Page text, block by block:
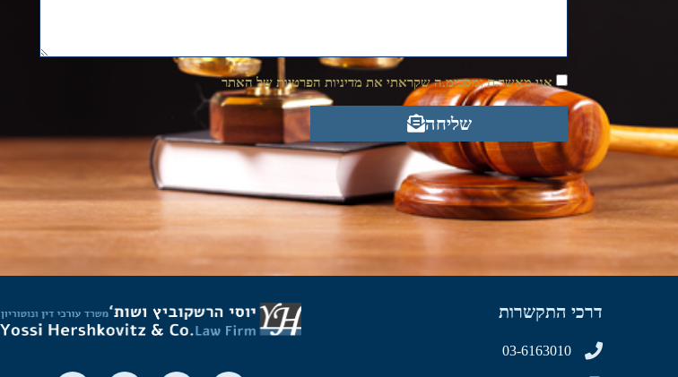
אני מאשר.ת ומסכימ.ה שקראתי את מדיניות הפרטיות של האתר
שליחה
דרכי התקשרות
03-6163010